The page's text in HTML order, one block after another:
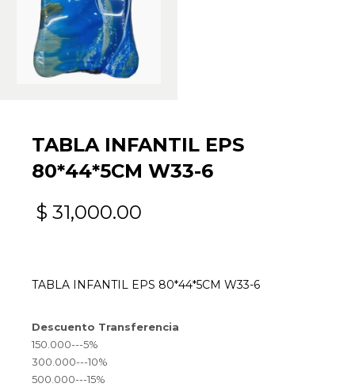
TABLA INFANTIL EPS
80*44*5CM W33-6
$ 31,000.00
TABLA INFANTIL EPS 80*44*5CM W33-6
Descuento Transferencia
150.000---5%
300.000---10%
500.000---15%